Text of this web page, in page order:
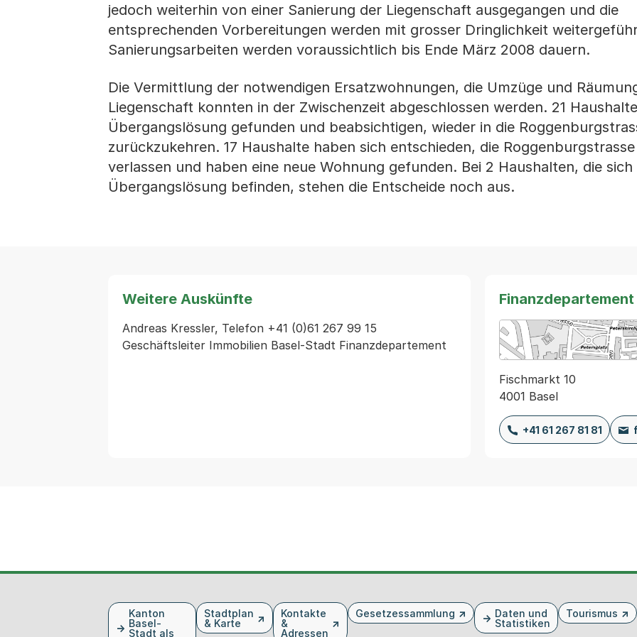
jedoch weiterhin von einer Sanierung der Liegenschaft ausgegangen und die
entsprechenden Vorbereitungen werden mit grosser Dringlichkeit
Sanierungsarbeiten werden voraussichtlich bis Ende März 2008 dauern.
Die Vermittlung der notwendigen Ersatzwohnungen, die Umzüge und
Liegenschaft konnten in der Zwischenzeit abgeschlossen werden. 21
Übergangslösung gefunden und beabsichtigen, wieder in die
zurückzukehren. 17 Haushalte haben sich entschieden, die
verlassen und haben eine neue Wohnung gefunden. Bei 2 Haushalten, die sich
Übergangslösung befinden, stehen die Entscheide noch aus.
Weitere Auskünfte
Andreas Kressler, Telefon +41 (0)61 267 99 15
Geschäftsleiter Immobilien Basel-Stadt Finanzdepartement
Finanzdepartement
Fischmarkt 10
4001 Basel
+41 61 267 81 81
Kanton
Basel-
Stadt als
Stadtplan
& Karte
Kontakte
&
Adressen
Gesetzessammlung
Daten und
Statistiken
Tourismus